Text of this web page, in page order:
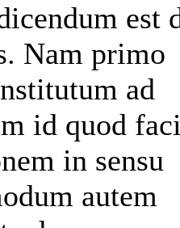
est
Nam primo
ad
id quod
in sensu
autem